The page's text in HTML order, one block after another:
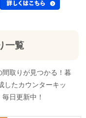
一覧
間取りが見つかる！暮
したカウンターキッ
日更新中！